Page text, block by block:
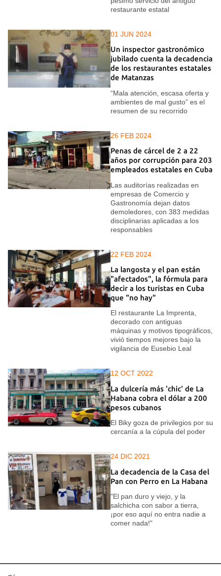
restaurante estatal
01 JUN 2024
Un inspector gastronómico
jubilado cuenta la decadencia
de los restaurantes estatales
de Matanzas
“Mala atención, escasa oferta y
ambientes de mal gusto” es el
resumen de su recorrido
26 FEB 2024
Penas de cárcel de 2 a 22
años por corrupción para 203
empleados estatales en Cuba
Las auditorías realizadas en
empresas de Comercio y
Gastronomía dejan datos
demoledores, con 383 medidas
disciplinarias aplicadas a los
responsables
22 FEB 2024
La langosta y el pan están
"afectados", la fórmula para
decir a los turistas en Cuba
que "no hay"
El restaurante La Imprenta,
decorado con antiguas
máquinas y motivos tipográficos,
vivió tiempos mejores bajo la
vigilancia de Eusebio Leal
12 OCT 2022
La dulcería más 'chic' de La
Habana cobra el dólar a 200
pesos cubanos
El Biky goza de privilegios por su
cercanía a la cúpula del poder
24 DIC 2021
La decadencia de la Casa del
Pan con Perro en La Habana
"El pan duro y viejo, y la
salchicha con sabor a tierra,
¡por eso aquí no entra nadie a
comer nada!"